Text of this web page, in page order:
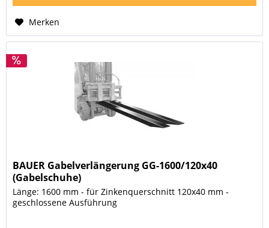
Merken
BAUER Gabelverlängerung GG-1600/120x40
(Gabelschuhe)
Länge: 1600 mm - für Zinkenquerschnitt 120x40 mm -
geschlossene Ausführung